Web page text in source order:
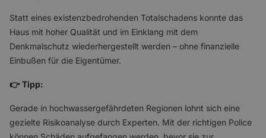
Statt eines existenzbedrohenden Totalschadens konnte das
Haus mit hoher Qualität und im Einklang mit dem
Denkmalschutz wiederhergestellt werden – ohne finanzielle
Einbußen für die Eigentümer.
👉 Tipp:
Gerade in hochwassergefährdeten Regionen lohnt sich eine
gezielte Risikoanalyse durch Experten. Mit der richtigen Police